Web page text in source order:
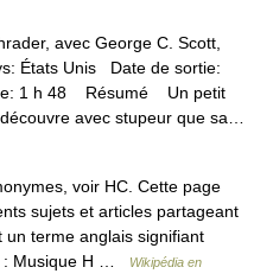
avec George C. Scott,
États Unis Date de sortie:
1 h 48 Résumé Un petit
avec stupeur que sa…
voir HC. Cette page
sujets et articles partageant
terme anglais signifiant
: Musique H …
Wikipédia en